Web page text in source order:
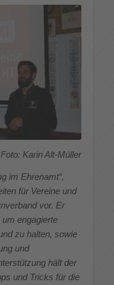
Foto: Karin Alt-Müller
im Ehrenamt“,
für Vereine und
vor. Er
engagierte
zu halten, sowie
und
hält der
und Tricks für die